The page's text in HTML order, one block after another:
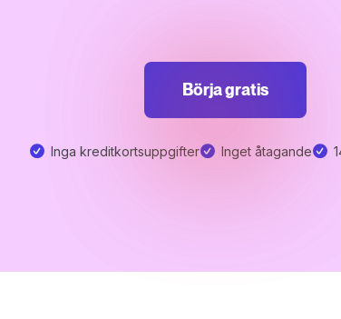
Börja gratis
Inga kreditkortsuppgifter Inget åtagande